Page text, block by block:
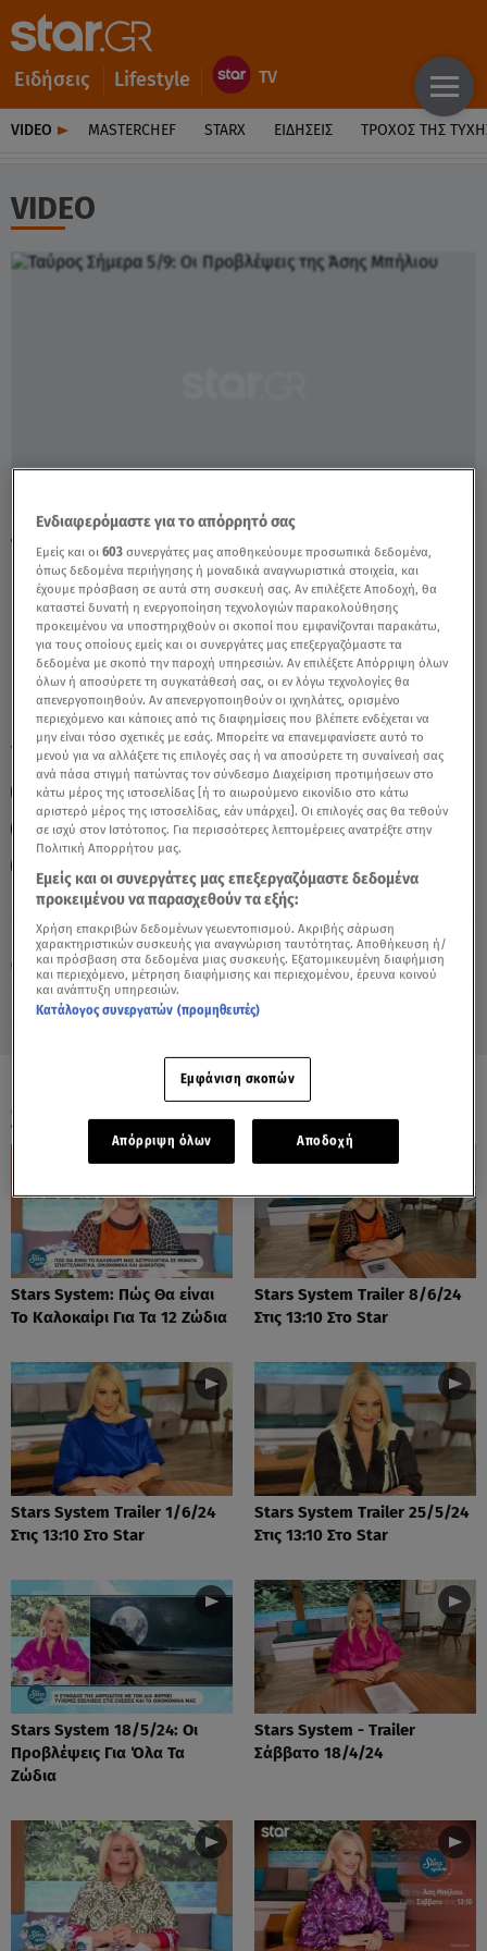
Ειδήσεις Lifestyle
VIDEO MASTERCHEF STARX ΕΙΔΉΣΕΙΣ ΤΡΟΧΌΣ ΤΗΣ
VIDEO
Παρασκευή 7 Αυγούστου 2026
05.09.22, 13:32 ΖΩΔΙΑ
Ταύρος Σήμερα 5/9: Οι Προβλέψεις της
Άσης Μπήλιου - Video
TAGS: ΤΑΥΡΟΣ ΖΩΔΙΑ ΖΩΔΙΑ ΑΣΗ ΜΠΗΛΙΟΥ
ΖΩΔΙΑ ΣΗΜΕΡΑ
ΑΣΗ ΜΠΗΛΙΟΥ
ΑΣΤΡΟΛΟΓΙΚΕΣ ΠΡΟΒΛΕΨΕΙΣ
ΗΜΕΡΗΣΙΕΣ ΠΡΟΒΛΕΨΕΙΣ
BREAKFAST@STAR
ΟΛΑ ΤΑ ΒΙΝΤΕΟ
Stars System: Πώς Θα είναι
Το Καλοκαίρι Για Τα 12 Ζώδια
Stars System Trailer 8/6/24
Στις 13:10 Στο Star
Stars System Trailer 1/6/24
Στις 13:10 Στο Star
Stars System Trailer 25/5/24
Στις 13:10 Στο Star
Stars System 18/5/24: Οι
Προβλέψεις Για Όλα Τα
Ζώδια
Stars System - Trailer
Σάββατο 18/4/24
Ενδιαφερόμαστε για το απόρρητό σας
Εμείς και οι603 συνεργάτες μας αποθηκεύουμε προσωπικά δεδομένα,
όπως δεδομένα περιήγησης ή μοναδικά αναγνωριστικά στοιχεία, και
έχουμε πρόσβαση σε αυτά στη συσκευή σας. Αν επιλέξετε Αποδοχή, θα
καταστεί δυνατή η ενεργοποίηση τεχνολογιών παρακολούθησης
προκειμένου να υποστηριχθούν οι σκοποί που εμφανίζονται παρακάτω,
για τους οποίους εμείς και οι συνεργάτες μας επεξεργαζόμαστε τα
δεδομένα με σκοπό την παροχή υπηρεσιών. Αν επιλέξετε Απόρριψη όλων
όλων ή αποσύρετε τη συγκατάθεσή σας, οι εν λόγω τεχνολογίες θα
απενεργοποιηθούν. Αν απενεργοποιηθούν οι ιχνηλάτες, ορισμένο
περιεχόμενο και κάποιες από τις διαφημίσεις που βλέπετε ενδέχεται να
μην είναι τόσο σχετικές με εσάς. Μπορείτε να επανεμφανίσετε αυτό το
μενού για να αλλάξετε τις επιλογές σας ή να αποσύρετε τη συναίνεσή σας
ανά πάσα στιγμή πατώντας τον σύνδεσμο Διαχείριση προτιμήσεων στο
κάτω μέρος της ιστοσελίδας [ή το αιωρούμενο εικονίδιο στο κάτω
αριστερό μέρος της ιστοσελίδας, εάν υπάρχει]. Οι επιλογές σας θα τεθούν
σε ισχύ στον Ιστότοπος. Για περισσότερες λεπτομέρειες ανατρέξτε στην
Πολιτική Απορρήτου μας.
Εμείς και οι συνεργάτες μας επεξεργαζόμαστε δεδομένα
προκειμένου να παρασχεθούν τα εξής:
Χρήση επακριβών δεδομένων γεωεντοπισμού. Ακριβής σάρωση
χαρακτηριστικών συσκευής για αναγνώριση ταυτότητας. Αποθήκευση ή/
και πρόσβαση στα δεδομένα μιας συσκευής. Εξατομικευμένη διαφήμιση
και περιεχόμενο, μέτρηση διαφήμισης και περιεχομένου, έρευνα κοινού
και ανάπτυξη υπηρεσιών.
Κατάλογος συνεργατών (προμηθευτές)
Εμφάνιση σκοπών
Απόρριψη όλων Αποδοχή